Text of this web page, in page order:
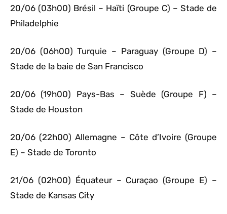
20/06 (03h00) Brésil – Haïti (Groupe C) – Stade de
Philadelphie
20/06 (06h00) Turquie – Paraguay (Groupe D) –
Stade de la baie de San Francisco
20/06 (19h00) Pays-Bas – Suède (Groupe F) –
Stade de Houston
20/06 (22h00) Allemagne – Côte d’Ivoire (Groupe
E) – Stade de Toronto
21/06 (02h00) Équateur – Curaçao (Groupe E) –
Stade de Kansas City